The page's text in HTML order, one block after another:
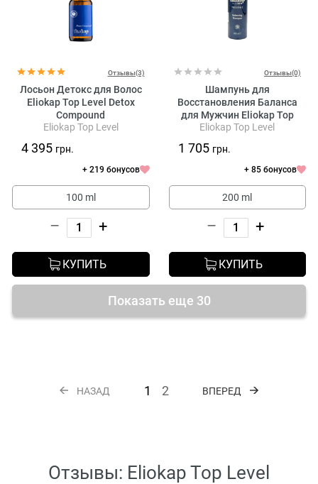
Отзывы(3)
Лосьон Детокс для Волос
Eliokap Top Level Detox
Compound
Eliokap Top Level
4 395 грн.
+ 219 бонусов
100 ml
– +
КУПИТЬ
Отзывы(0)
Шампунь для
Восстановления Баланса
для Мужчин Eliokap Top
Level Men Prestige Balancing
Eliokap Top Level
1 705 грн.
+ 85 бонусов
200 ml
– +
КУПИТЬ
Показать еще 30
НАЗАД 1 2 ВПЕРЕД
Отзывы: Eliokap Top Level